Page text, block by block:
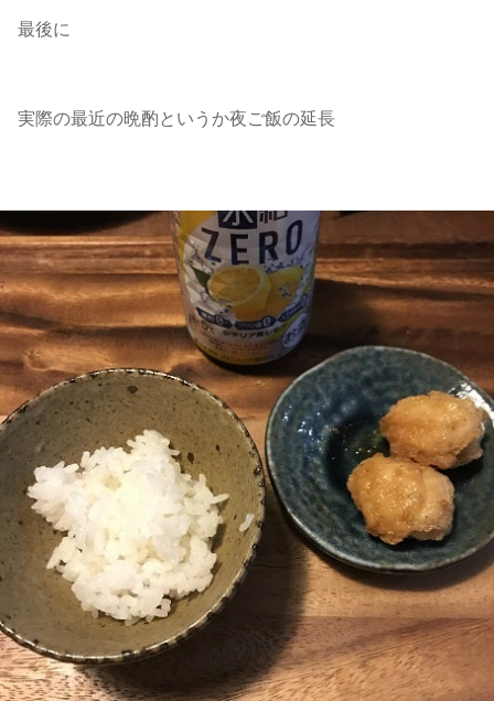
最後に
実際の最近の晩酌というか夜ご飯の延長